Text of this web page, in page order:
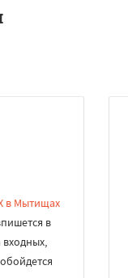
в Мытищах
в